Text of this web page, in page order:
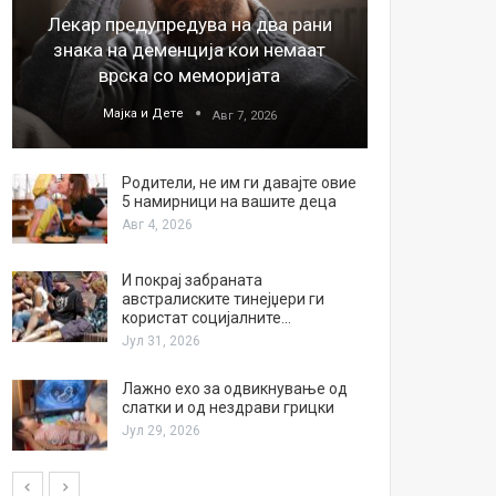
Лекар предупредува на два рани
знака на деменција кои немаат
врска со меморијата
Мајка и Дете Авг 7, 2026
Родители, не им ги давајте овие
5 намирници на вашите деца
Авг 4, 2026
И покрај забраната
австралиските тинејџери ги
користат социјалните…
Јул 31, 2026
Лажно ехо за одвикнување од
слатки и од нездрави грицки
Јул 29, 2026